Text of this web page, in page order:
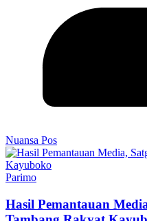
Nuansa Pos
Parimo
Hasil Pemantauan